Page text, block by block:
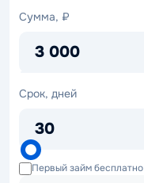
Сумма, ₽
3 000
Сумма,
Срок, дней
30
Срок,
Первый займ бесплатно